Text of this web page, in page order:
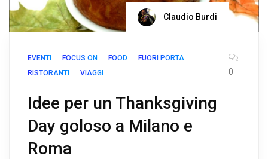
Claudio Burdi
EVENTI FOCUS ON FOOD
FUORI PORTA
RISTORANTI
VIAGGI 0
Idee per un Thanksgiving
Day goloso a Milano e
Roma